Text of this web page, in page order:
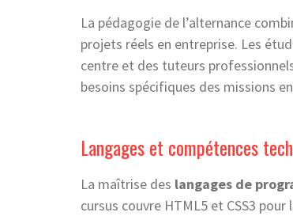
La pédagogie de l’alternance
projets réels en entreprise. Les
centre et des tuteurs
besoins spécifiques des missions
Langages et compétences
La maîtrise des langages de
cursus couvre HTML5 et CSS3